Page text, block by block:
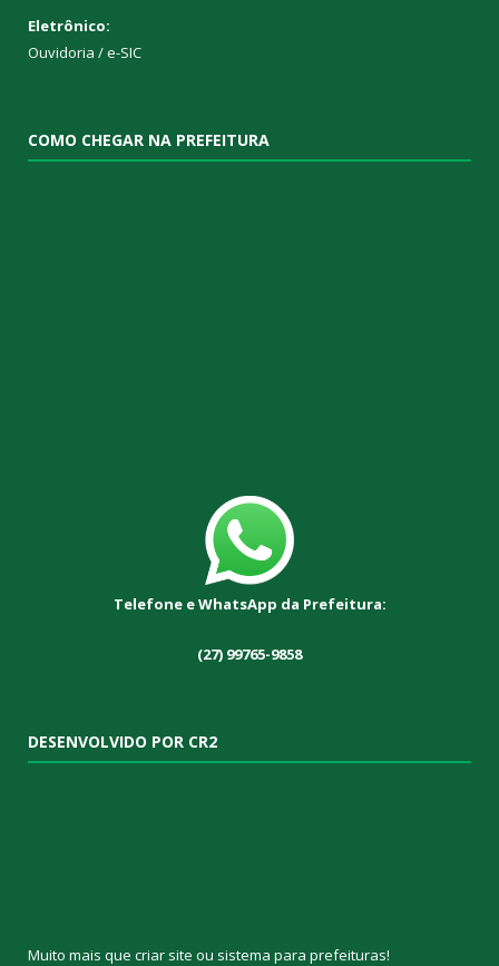
Eletrônico:
Ouvidoria /e-SIC
COMO CHEGAR NA PREFEITURA
Telefone e WhatsApp da Prefeitura:
(27) 99765-9858
DESENVOLVIDO POR CR2
Muito mais que criar site ou sistema para prefeituras!